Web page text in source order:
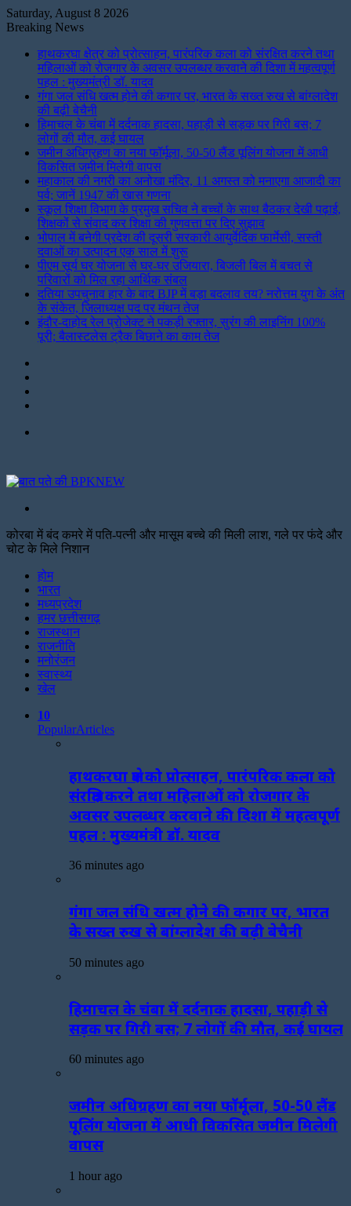
Saturday, August 8 2026
Breaking News
हाथकरघा क्षेत्र को प्रोत्साहन, पारंपरिक कला को संरक्षित करने तथा
महिलाओं को रोजगार के अवसर उपलब्धर करवाने की दिशा में महत्वपूर्ण
पहल : मुख्यमंत्री डॉ. यादव
गंगा जल संधि खत्म होने की कगार पर, भारत के सख्त रुख से बांग्लादेश
की बढ़ी बेचैनी
हिमाचल के चंबा में दर्दनाक हादसा, पहाड़ी से सड़क पर गिरी बस; 7
लोगों की मौत, कई घायल
जमीन अधिग्रहण का नया फॉर्मूला, 50-50 लैंड पूलिंग योजना में आधी
विकसित जमीन मिलेगी वापस
महाकाल की नगरी का अनोखा मंदिर, 11 अगस्त को मनाएगा आजादी का
पर्व; जानें 1947 की खास गणना
स्कूल शिक्षा विभाग के प्रमुख सचिव ने बच्चों के साथ बैठकर देखी पढ़ाई,
शिक्षकों से संवाद कर शिक्षा की गुणवत्ता पर दिए सुझाव
भोपाल में बनेगी प्रदेश की दूसरी सरकारी आयुर्वेदिक फार्मेसी, सस्ती
दवाओं का उत्पादन एक साल में शुरू
पीएम सूर्य घर योजना से घर-घर उजियारा, बिजली बिल में बचत से
परिवारों को मिल रहा आर्थिक संबल
दतिया उपचुनाव हार के बाद BJP में बड़ा बदलाव तय? नरोत्तम युग के अंत
के संकेत, जिलाध्यक्ष पद पर मंथन तेज
इंदौर-दाहोद रेल प्रोजेक्ट ने पकड़ी रफ्तार, सुरंग की लाइनिंग 100%
पूरी; बैलास्टलेस ट्रैक बिछाने का काम तेज
कोरबा में बंद कमरे में पति-पत्नी और मासूम बच्चे की मिली लाश, गले पर फंदे और
चोट के मिले निशान
होम
भारत
मध्यप्रदेश
हमर छत्तीसगढ़
राजस्थान
राजनीति
मनोरंजन
स्वास्थ्य
खेल
10
PopularArticles
हाथकरघा क्षेत्र को प्रोत्साहन, पारंपरिक कला को
संरक्षित करने तथा महिलाओं को रोजगार के
अवसर उपलब्धर करवाने की दिशा में महत्वपूर्ण
पहल : मुख्यमंत्री डॉ. यादव
36 minutes ago
गंगा जल संधि खत्म होने की कगार पर, भारत
के सख्त रुख से बांग्लादेश की बढ़ी बेचैनी
50 minutes ago
हिमाचल के चंबा में दर्दनाक हादसा, पहाड़ी से
सड़क पर गिरी बस; 7 लोगों की मौत, कई घायल
60 minutes ago
जमीन अधिग्रहण का नया फॉर्मूला, 50-50 लैंड
पूलिंग योजना में आधी विकसित जमीन मिलेगी
वापस
1 hour ago